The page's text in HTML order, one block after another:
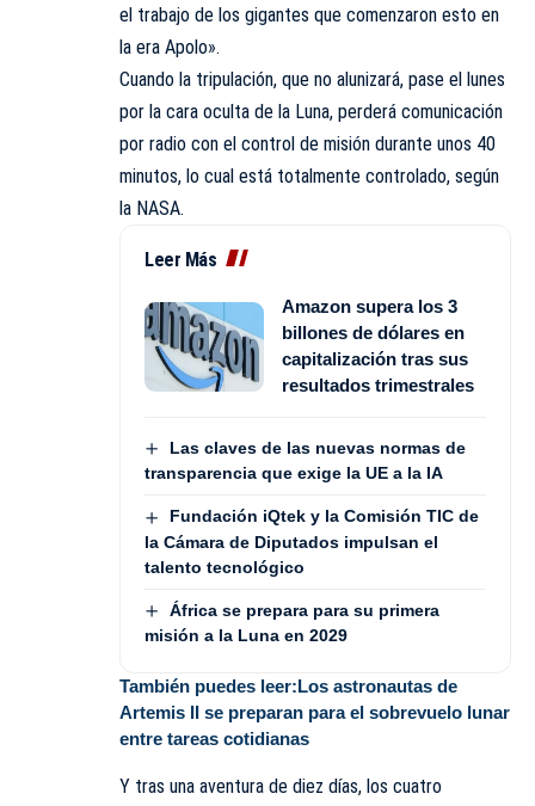
el trabajo de los gigantes que comenzaron esto en
la era Apolo».
Cuando la tripulación, que no alunizará, pase el lunes
por la cara oculta de la Luna, perderá comunicación
por radio con el control de misión durante unos 40
minutos, lo cual está totalmente controlado, según
la NASA.
Leer Más
Amazon supera los 3
billones de dólares en
capitalización tras sus
resultados trimestrales
Las claves de las nuevas normas de
transparencia que exige la UE a la IA
Fundación iQtek y la Comisión TIC de
la Cámara de Diputados impulsan el
talento tecnológico
África se prepara para su primera
misión a la Luna en 2029
También puedes leer:Los astronautas de
Artemis II se preparan para el sobrevuelo lunar
entre tareas cotidianas
Y tras una aventura de diez días, los cuatro